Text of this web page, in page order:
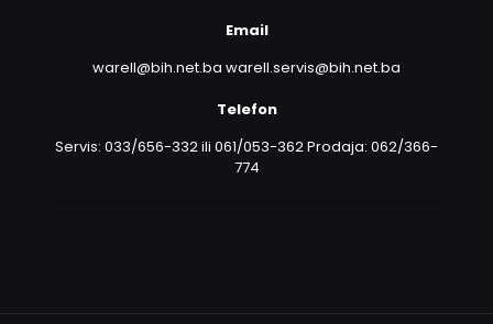
Email
warell@bih.net.ba warell.servis@bih.net.ba
Telefon
Servis: 033/656-332 ili 061/053-362 Prodaja: 062/366-
774